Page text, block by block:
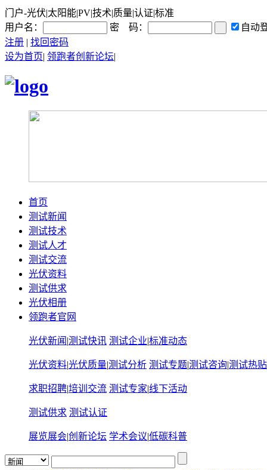
门户-光伏|太阳能|PV|技术|质量|认证|标准
用户名：
密 码：
自动
注册 | 找回密码
设为首页| 领跑者创新论坛|
首页
测试新闻
测试技术
测试人才
测试交流
光伏资料
测试供求
光伏相册
领跑者官网
光伏新闻 |测试快讯 测试企业|标准动态
光伏资料|光伏质量|测试分析 测试专题|测试咨询|测试热贴
求职招聘|培训交流 测试专家|线下活动
测试供求 测试认证
展览展会|创新论坛 学术会议|低碳科普